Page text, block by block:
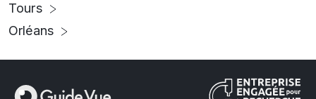
Tours
Orléans